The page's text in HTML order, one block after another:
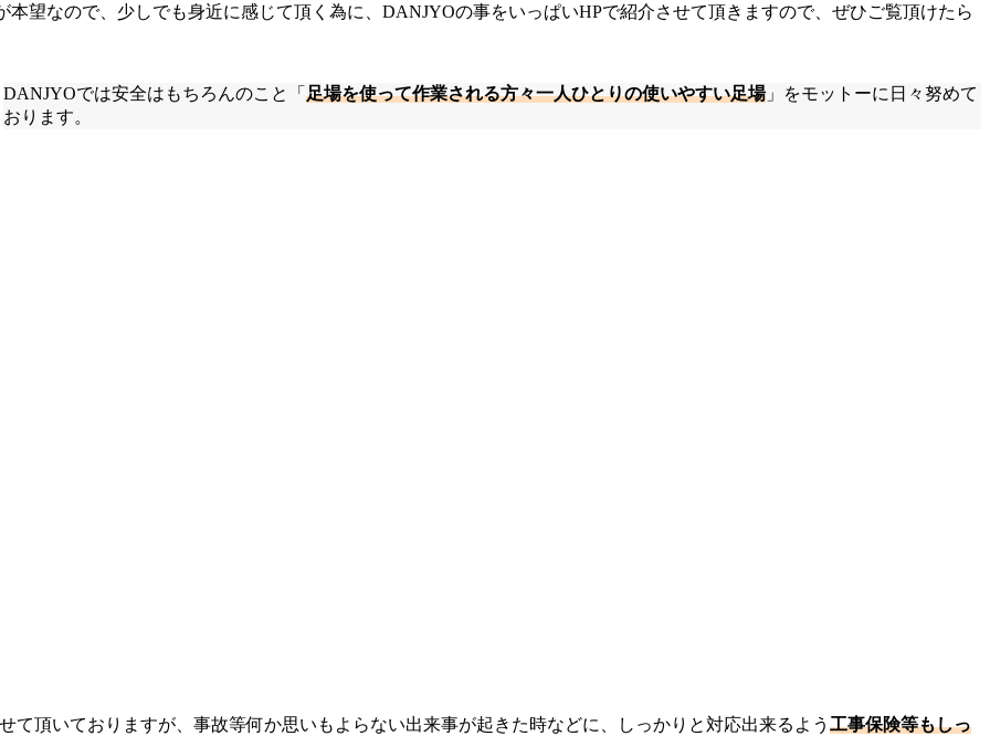
望なので、少しでも身近に感じて頂く為に、DANJYOの事をいっぱいHPで紹介させて頂きますので、ぜひご覧頂けたら
DANJYOでは安全はもちろんのこと「 足場を使って作業される方々一人ひとりの使いやすい足場」をモットーに日々努めて
おります。
て頂いておりますが、事故等何か思いもよらない出来事が起きた時などに、しっかりと対応出来るよう 工事保険等もしっ